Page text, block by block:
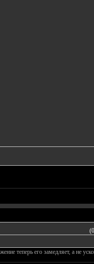
теперь его замедляет, а не